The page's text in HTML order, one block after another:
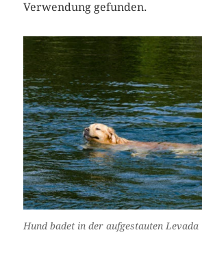
Verwendung gefunden.
Hund badet in der aufgestauten Levada